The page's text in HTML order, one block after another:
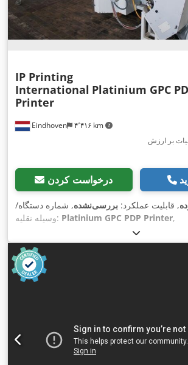
Eindhoven ۴٬۴۱۶ km
IP Printing
International Platinium GPC
Printer
بر ارزش
درخواست کردن
, قابلیت عملکرد: بررسی‌نشده, شماره دستگاه/
وسیله نقلیه: Platinium GPC PDP Printer,